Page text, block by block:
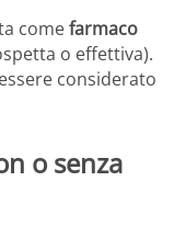
comefarmaco
o effettiva).
considerato
o senza